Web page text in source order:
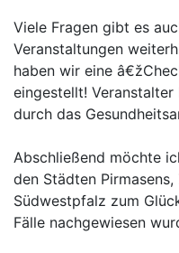
Viele Fragen gibt es
Veranstaltungen
haben wir eine
eingestellt!
durch das
Abschließend möchte
den Städten
Südwestpfalz zum
Fälle nachgewiesen